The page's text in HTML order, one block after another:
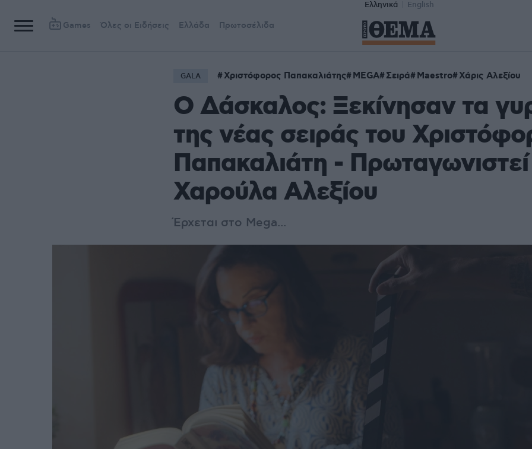
Ελληνικά English
Games Όλες οι Ειδήσεις Ελλάδα Πρωτοσέλιδα
GALA Χριστόφορος Παπακαλιάτης MEGA Σειρά Maestro Χάρις Αλεξίου
Ο Δάσκαλος: Ξεκίνησαν τα
της νέας σειράς του
Παπακαλιάτη - Πρωταγωνιστεί
Χαρούλα Αλεξίου
Έρχεται στο Mega...